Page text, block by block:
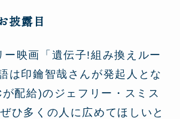
披露目
ー映画「遺伝子!組み換えルー
は印鑰智哉さんが発起人とな
配給)のジェフリー・スミス
ひ多くの人に広めてほしいと